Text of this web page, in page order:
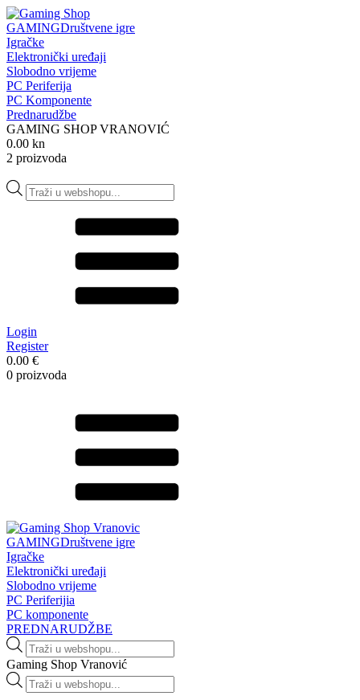
GAMINGDruštvene igre
Igračke
Elektronički uređaji
Slobodno vrijeme
PC Periferija
PC Komponente
Prednarudžbe
GAMING SHOP VRANOVIĆ
0.00 kn
2 proizvoda
Products
search
Login
Register
0.00 €
0 proizvoda
GAMINGDruštvene igre
Igračke
Elektronički uređaji
Slobodno vrijeme
PC Periferijia
PC komponente
PREDNARUDŽBE
Products
search
Gaming Shop Vranović
Products
search